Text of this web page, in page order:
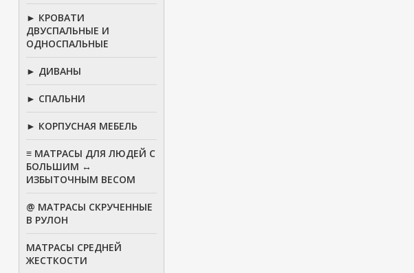
► КРОВАТИ
ДВУСПАЛЬНЫЕ И
ОДНОСПАЛЬНЫЕ
► ДИВАНЫ
► СПАЛЬНИ
► КОРПУСНАЯ МЕБЕЛЬ
≡ МАТРАСЫ ДЛЯ ЛЮДЕЙ С
БОЛЬШИМ ↔
ИЗБЫТОЧНЫМ ВЕСОМ
@ МАТРАСЫ СКРУЧЕННЫЕ
В РУЛОН
МАТРАСЫ СРЕДНЕЙ
ЖЕСТКОСТИ